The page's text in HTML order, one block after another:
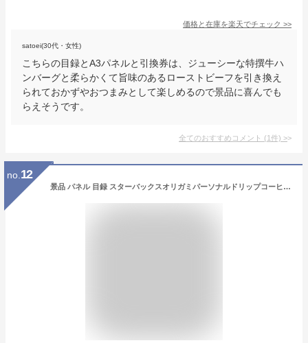
価格と在庫を楽天でチェック >>
satoei(30代・女性)
こちらの目録とA3パネルと引換券は、ジューシーな特撰牛ハ
ンバーグと柔らかくて旨味のあるローストビーフを引き換え
られておかずやおつまみとして楽しめるので景品に喜んでも
らえそうです。
全てのおすすめコメント (1件) >
no. 12
景品 パネル 目録 スターバックスオリガミパーソナルドリップコーヒーNo30 A4景品パネル&引換券付き目録 （stba42）忘年会 新年会 二次会 景品 イベント景品 ゴルフコンペ ビンゴ 結婚式二次会 抽選会